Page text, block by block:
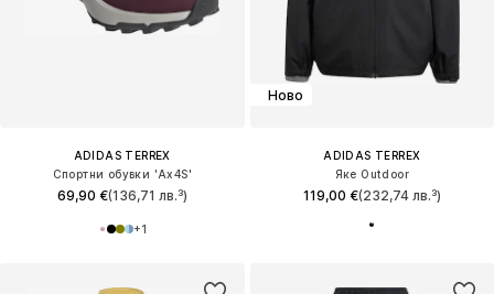
ADIDAS TERREX
Спортни обувки 'Ax4S'
69,90 €(136,71 лв.³)
+1
Ново
ADIDAS TERREX
Яке Outdoor
119,00 €(232,74 лв.³)